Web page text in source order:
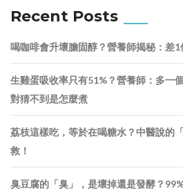
Recent Posts
喝咖啡會升壞膽固醇？營養師揭秘：差
生雞蛋吸收率只有51%？營養師：多一
對猜不到是怎麼煮
荔枝這樣吃，等於在喝糖水？中醫說的
救！
臭豆腐的「臭」，是壞掉還是發酵？